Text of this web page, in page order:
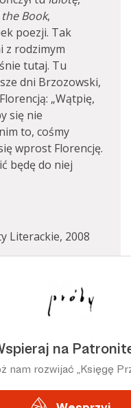
Book,
poezji. Tak
z rodzimym
tutaj. Tu
dni Brzozowski,
„Wątpię,
się nie
to, cośmy
wprost Florencję.
będę do niej
Literackie, 2008